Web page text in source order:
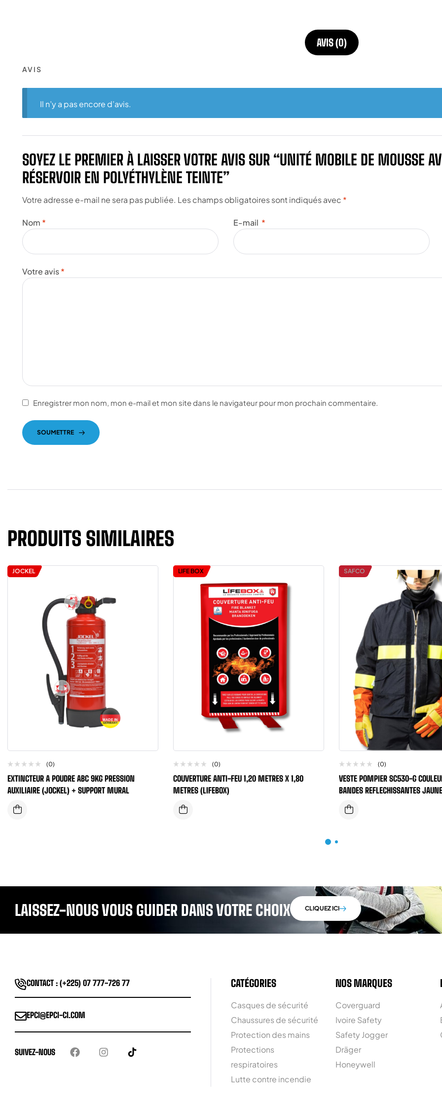
AVIS (0)
AVIS
Il n’y a pas encore d’avis.
SOYEZ LE PREMIER À LAISSER VOTRE AVIS SUR “UNITÉ MOBILE DE MOUSSE
RÉSERVOIR EN POLYÉTHYLÈNE TEINTE”
Votre adresse e-mail ne sera pas publiée. Les champs obligatoires sont indiqués avec *
Votre avis*
Nom * E-mail *
Enregistrer mon nom, mon e-mail et mon site dans le navigateur pour mon prochain commentaire.
SOUMETTRE
PRODUITS SIMILAIRES
JOCKEL
(0)
EXTINCTEUR A POUDRE ABC 9KG PRESSION
AUXILIAIRE (JOCKEL) + SUPPORT MURAL
LIFE BOX
(0)
COUVERTURE ANTI-FEU 1,20 METRES X 1,80
METRES (LIFEBOX)
SAFCO
(0)
VESTE POMPIER SC530-G
BANDES REFLECHISSANTES JAUNE
LAISSEZ-NOUS VOUS GUIDER DANS VOTRE CHOIX CLIQUEZ ICI
CONTACT : (+225) 07 777-726 77
EPCI@EPCI-CI.COM
SUIVEZ-NOUS
CATÉGORIES
Casques de sécurité
Chaussures de sécurité
Protection des mains
Protections
respiratoires
Lutte contre incendie
NOS MARQUES
Coverguard
Ivoire Safety
Safety Jogger
Dräger
Honeywell